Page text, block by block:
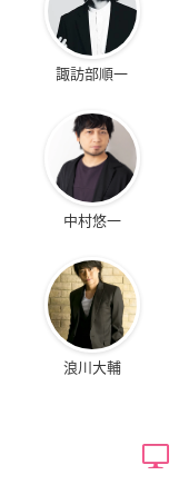
諏訪部順一
中村悠一
浪川大輔